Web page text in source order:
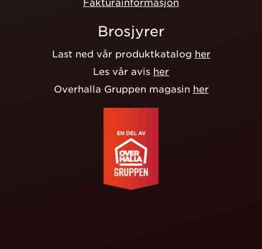
Fakturainformasjon
Brosjyrer
Last ned vår produktkatalog her
Les vår avis her
Overhalla Gruppen magasin her